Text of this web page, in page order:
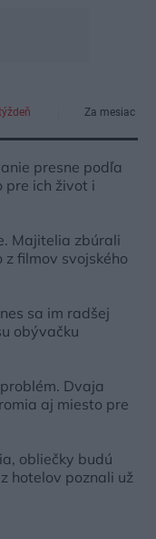
Za mesiac
presne podľa
pre ich život i
Majitelia zbúrali
filmov svojského
sa im radšej
obývačku
Dvaja
aj miesto pre
obliečky budú
hotelov poznali už